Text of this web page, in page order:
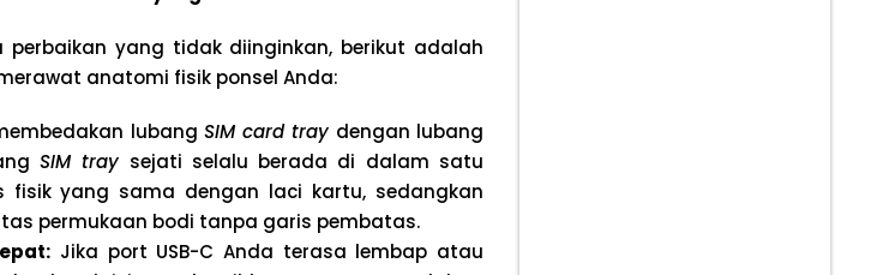
yang tidak diinginkan, berikut adalah
anatomi fisik ponsel Anda:
lubang SIM card tray dengan lubang
SIM tray sejati selalu berada di dalam satu
yang sama dengan laci kartu, sedangkan
permukaan bodi tanpa garis pembatas.
Jika port USB-C Anda terasa lembap atau